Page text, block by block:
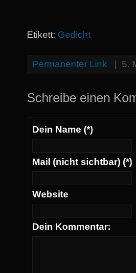
Etikett: Gedicht
Permanenter Link 5.
Schreibe einen
Dein Name (*)
Mail (nicht sichtbar) (*)
Website
Dein Kommentar: